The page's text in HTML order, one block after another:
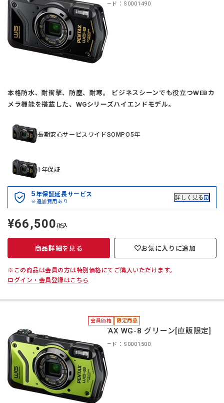
商品コード：S0001490
本格防水、耐衝撃、防塵、耐寒。 ビジネスシーンでも役立つWEBカ
メラ機能を搭載した、WGシリーズハイエンドモデル。
長期安心サービスワイドSOMPO5年
1年保証
5年保証延長サービス
※追加費用あり
詳しく見る
定
価
¥66,500税込
商品詳細を見る お気に入りに追加
※この商品は会員の方は特別価格にてご購入いただけます。
ログイン・会員登録はこちら
会員価格 限定商品
PENTAX WG-8 グリーン[直販限定]
商品コード：S0001500